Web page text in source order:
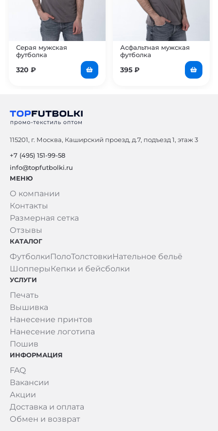
Серая мужская
футболка
320 ₽
Асфальтная мужская
футболка
395 ₽
115201, г. Москва, Каширский проезд, д.7, подъезд 1, этаж 3
+7 (495) 151-99-58
info@topfutbolki.ru
МЕНЮ
О компании
Контакты
Размерная сетка
Отзывы
КАТАЛОГ
ФутболкиПолоТолстовкиНательное бельё
Шопперы Кепки и бейсболки
УСЛУГИ
Печать
Вышивка
Нанесение принтов
Нанесение логотипа
Пошив
ИНФОРМАЦИЯ
FAQ
Вакансии
Акции
Доставка и оплата
Обмен и возврат